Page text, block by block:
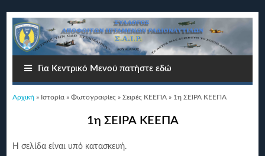
Για Κεντρικό Μενού πατήστε εδώ
Είστε εδώ
Αρχική » Ιστορία »Φωτογραφίες »Σειρές ΚΕΕΠΑ » 1η ΣΕΙΡΑ ΚΕΕΠΑ
1η ΣΕΙΡΑ ΚΕΕΠΑ
Η σελίδα είναι υπό κατασκευή.